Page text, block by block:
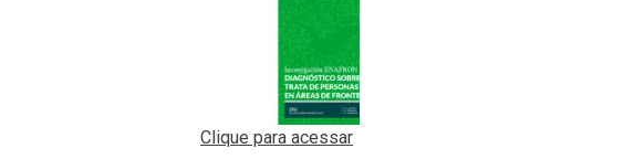
Clique para acessar